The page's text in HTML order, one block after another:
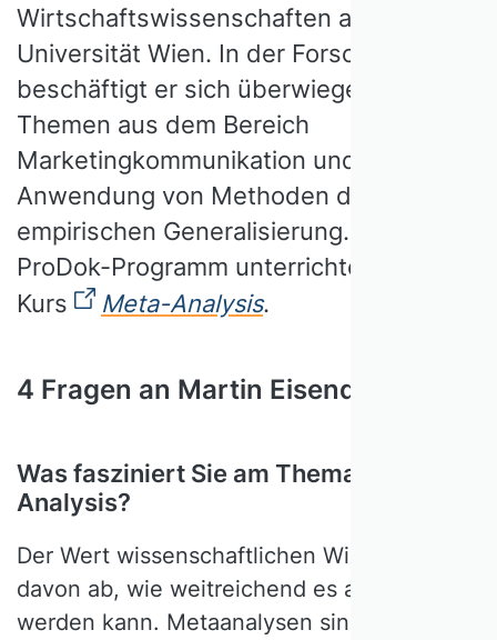
Wirtschaftswissenschaften an der
Universität Wien. In der Forschung
beschäftigt er sich überwiegend mit
Themen aus dem Bereich
Marketingkommunikation und mit der
Anwendung von Methoden der
empirischen Generalisierung. Im VHB
ProDok-Programm unterrichtet er den
Kurs
Meta-Analysis.
4 Fragen an Martin Eisend
Was fasziniert Sie am Thema Meta
Analysis?
Der Wert wissenschaftlichen Wissens hängt
davon ab, wie weitreichend es angewandt
werden kann. Metaanalysen sind ein